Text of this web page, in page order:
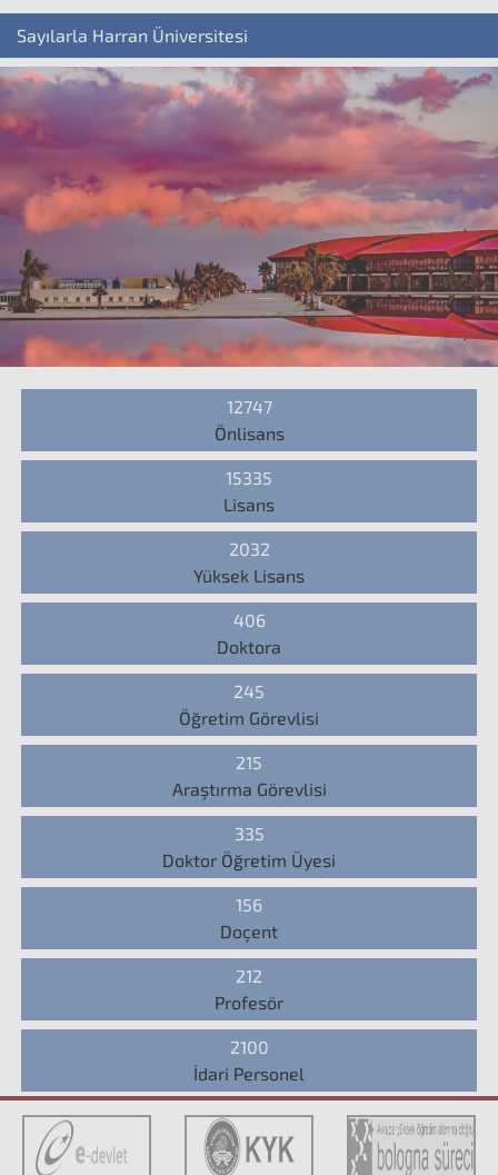
Sayılarla Harran Üniversitesi
12747
Önlisans
15335
Lisans
2032
Yüksek Lisans
406
Doktora
245
Öğretim Görevlisi
215
Araştırma Görevlisi
335
Doktor Öğretim Üyesi
156
Doçent
212
Profesör
2100
İdari Personel